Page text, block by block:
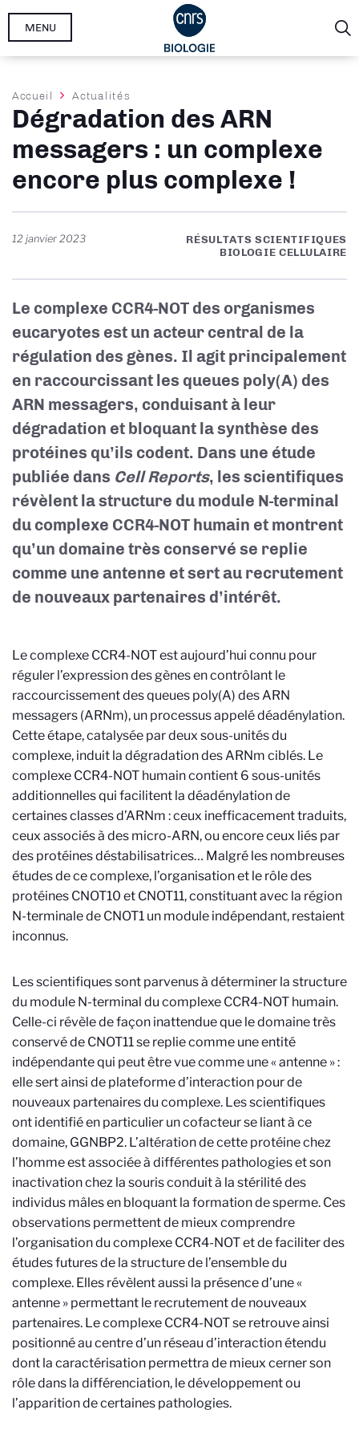
Aller
MENU
Fil
d'Ariane
Accueil Actualités
Dégradation des ARN
messagers : un complexe
encore plus complexe !
12 janvier 2023
RÉSULTATS SCIENTIFIQUES
BIOLOGIE CELLULAIRE
Le complexe CCR4-NOT des organismes
eucaryotes est un acteur central de la
régulation des gènes. Il agit principalement
en raccourcissant les queues poly(A) des
ARN messagers, conduisant à leur
dégradation et bloquant la synthèse des
protéines qu’ils codent. Dans une étude
publiée dans Cell Reports, les scientifiques
révèlent la structure du module N-terminal
du complexe CCR4-NOT humain et montrent
qu’un domaine très conservé se replie
comme une antenne et sert au recrutement
de nouveaux partenaires d’intérêt.
Le complexe CCR4-NOT est aujourd’hui connu pour
réguler l’expression des gènes en contrôlant le
raccourcissement des queues poly(A) des ARN
messagers (ARNm), un processus appelé déadénylation.
Cette étape, catalysée par deux sous-unités du
complexe, induit la dégradation des ARNm ciblés. Le
complexe CCR4-NOT humain contient 6 sous-unités
additionnelles qui facilitent la déadénylation de
certaines classes d’ARNm : ceux inefficacement traduits,
ceux associés à des micro-ARN, ou encore ceux liés par
des protéines déstabilisatrices… Malgré les nombreuses
études de ce complexe, l’organisation et le rôle des
protéines CNOT10 et CNOT11, constituant avec la région
N-terminale de CNOT1 un module indépendant, restaient
inconnus.
Les scientifiques sont parvenus à déterminer la structure
du module N-terminal du complexe CCR4-NOT humain.
Celle-ci révèle de façon inattendue que le domaine très
conservé de CNOT11 se replie comme une entité
indépendante qui peut être vue comme une « antenne » :
elle sert ainsi de plateforme d’interaction pour de
nouveaux partenaires du complexe. Les scientifiques
ont identifié en particulier un cofacteur se liant à ce
domaine, GGNBP2. L’altération de cette protéine chez
l’homme est associée à différentes pathologies et son
inactivation chez la souris conduit à la stérilité des
individus mâles en bloquant la formation de sperme. Ces
observations permettent de mieux comprendre
l’organisation du complexe CCR4-NOT et de faciliter des
études futures de la structure de l’ensemble du
complexe. Elles révèlent aussi la présence d’une «
antenne » permettant le recrutement de nouveaux
partenaires. Le complexe CCR4-NOT se retrouve ainsi
positionné au centre d’un réseau d’interaction étendu
dont la caractérisation permettra de mieux cerner son
rôle dans la différenciation, le développement ou
l’apparition de certaines pathologies.